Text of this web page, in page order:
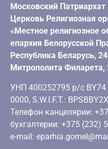
Московский
Церковь Религиозная
«Местное религиозное
епархия Белорусской
Республика Беларусь,
Митрополита Филарета,
УНП 400252795 р/с BY74
0000, S.W.I.F.T.:
Телефон канцелярии:
бухгалтерии: +375 (232)
e-mail: